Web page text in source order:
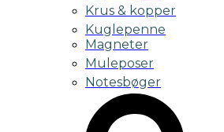
Krus & kopper
Kuglepenne
Magneter
Muleposer
Notesbøger